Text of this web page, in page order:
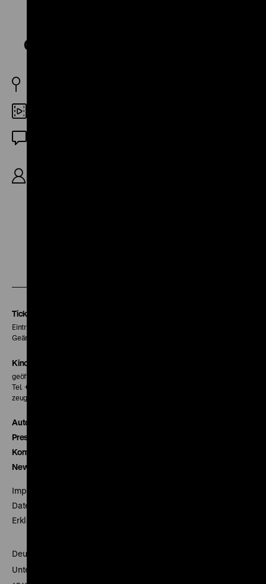
Gentlemen Prefer Blondes
Tickets
Eintritt 5 €
Geänderte Preise sind im Programm vermerkt.
Kinokasse
geöffnet 30 Minuten vor Beginn der ersten Vorstellung
Tel. + 49 30 20304-770
zeughauskino@dhm.de
Autor*innen
Presse
Kontakt
Newsletter
Impressum
Datenschutz
Erklärung digitale Barrierefreiheit
Deutsches Historisches Museum
Unter den Linden 2